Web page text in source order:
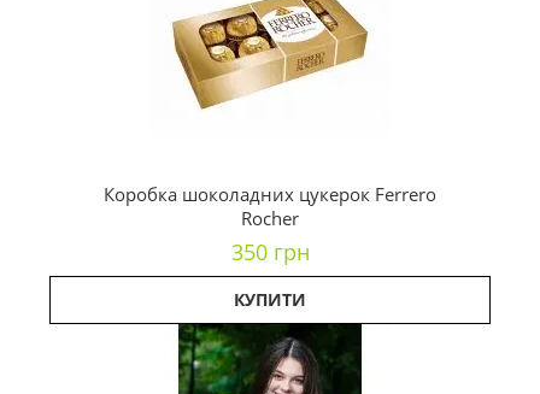
Коробка шоколадних цукерок Ferrero
Rocher
350 грн
КУПИТИ